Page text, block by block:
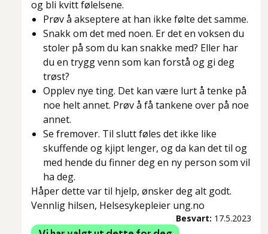
og bli kvitt følelsene.
Prøv å akseptere at han ikke følte det samme.
Snakk om det med noen. Er det en voksen du
stoler på som du kan snakke med? Eller har
du en trygg venn som kan forstå og gi deg
trøst?
Opplev nye ting. Det kan være lurt å tenke på
noe helt annet. Prøv å få tankene over på noe
annet.
Se fremover. Til slutt føles det ikke like
skuffende og kjipt lenger, og da kan det til og
med hende du finner deg en ny person som vil
ha deg.
Håper dette var til hjelp, ønsker deg alt godt.
Vennlig hilsen, Helsesykepleier ung.no
Besvart: 17.5.2023